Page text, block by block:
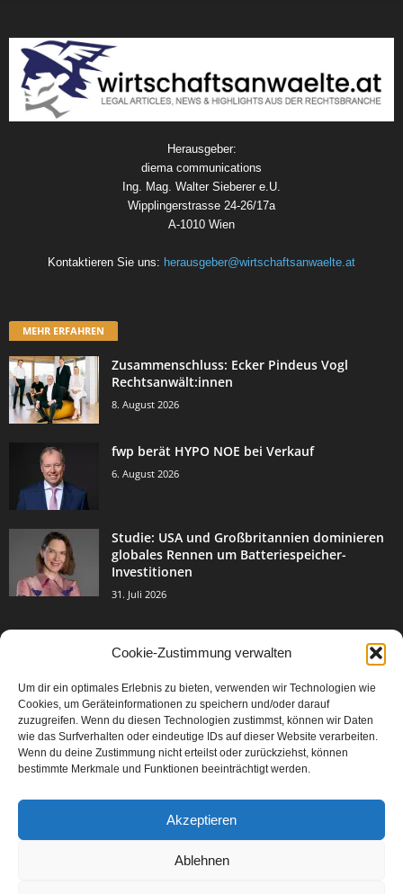
Cookie-Zustimmung verwalten
Um dir ein optimales Erlebnis zu bieten, verwenden wir Technologien wie
Cookies, um Geräteinformationen zu speichern und/oder darauf
zuzugreifen. Wenn du diesen Technologien zustimmst, können wir Daten
wie das Surfverhalten oder eindeutige IDs auf dieser Website verarbeiten.
Wenn du deine Zustimmung nicht erteilst oder zurückziehst, können
bestimmte Merkmale und Funktionen beeinträchtigt werden.
Akzeptieren
Ablehnen
Herausgeber:
diema communications
Ing. Mag. Walter Sieberer e.U.
Wipplingerstrasse 24-26/17a
A-1010 Wien
Kontaktieren Sie uns: herausgeber@wirtschaftsanwaelte.at
MEHR ERFAHREN
Zusammenschluss: Ecker Pindeus Vogl
Rechtsanwält:innen
8. August 2026
fwp berät HYPO NOE bei Verkauf
6. August 2026
Studie: USA und Großbritannien dominieren
globales Rennen um Batteriespeicher-
Investitionen
31. Juli 2026
Events & Success 3004
Breaking News 2067
Aktuelles
Featured Article
Karriere 567